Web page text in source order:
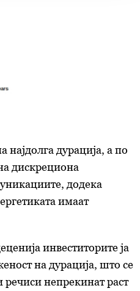
права прочитајте во
било момент можете
клик на „Прикажи ги
во кој било момент да
последици.
дурација, а по
дискрециона
додека
имаат
инвеститорите ја
на дурација, што се
речиси непрекинат раст